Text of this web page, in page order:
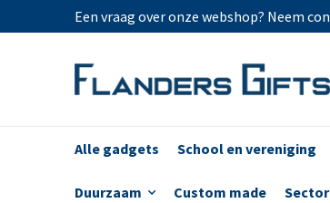
Een vraag over onze webshop? Neem
Alle gadgets School en vereniging
Duurzaam Custom made